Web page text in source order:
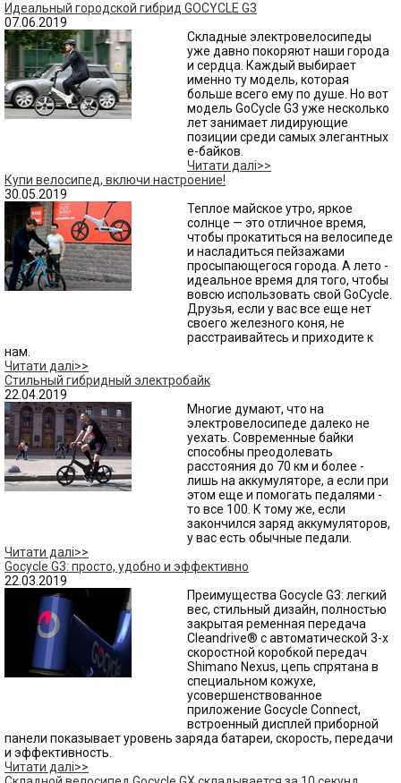
Идеальный городской гибрид GOCYCLE G3
07.06.2019
Складные электровелосипеды
уже давно покоряют наши города
и сердца. Каждый выбирает
именно ту модель, которая
больше всего ему по душе. Но вот
модель GoCycle G3 уже несколько
лет занимает лидирующие
позиции среди самых элегантных
е-байков.
Читати далі>>
Купи велосипед, включи настроение!
30.05.2019
Теплое майское утро, яркое
солнце — это отличное время,
чтобы прокатиться на велосипеде
и насладиться пейзажами
просыпающегося города. А лето -
идеальное время для того, чтобы
вовсю использовать свой GoCycle.
Друзья, если у вас все еще нет
своего железного коня, не
расстраивайтесь и приходите к
нам.
Читати далі>>
Стильный гибридный электробайк
22.04.2019
Многие думают, что на
электровелосипеде далеко не
уехать. Современные байки
способны преодолевать
расстояния до 70 км и более -
лишь на аккумуляторе, а если при
этом еще и помогать педалями -
то все 100. К тому же, если
закончился заряд аккумуляторов,
у вас есть обычные педали.
Читати далі>>
Gocycle G3: просто, удобно и эффективно
22.03.2019
Преимущества Gocycle G3: легкий
вес, стильный дизайн, полностью
закрытая ременная передача
Cleandrive® с автоматической 3-х
скоростной коробкой передач
Shimano Nexus, цепь спрятана в
специальном кожухе,
усовершенствованное
приложение Gocycle Connect,
встроенный дисплей приборной
панели показывает уровень заряда батареи, скорость, передачи
и эффективность.
Читати далі>>